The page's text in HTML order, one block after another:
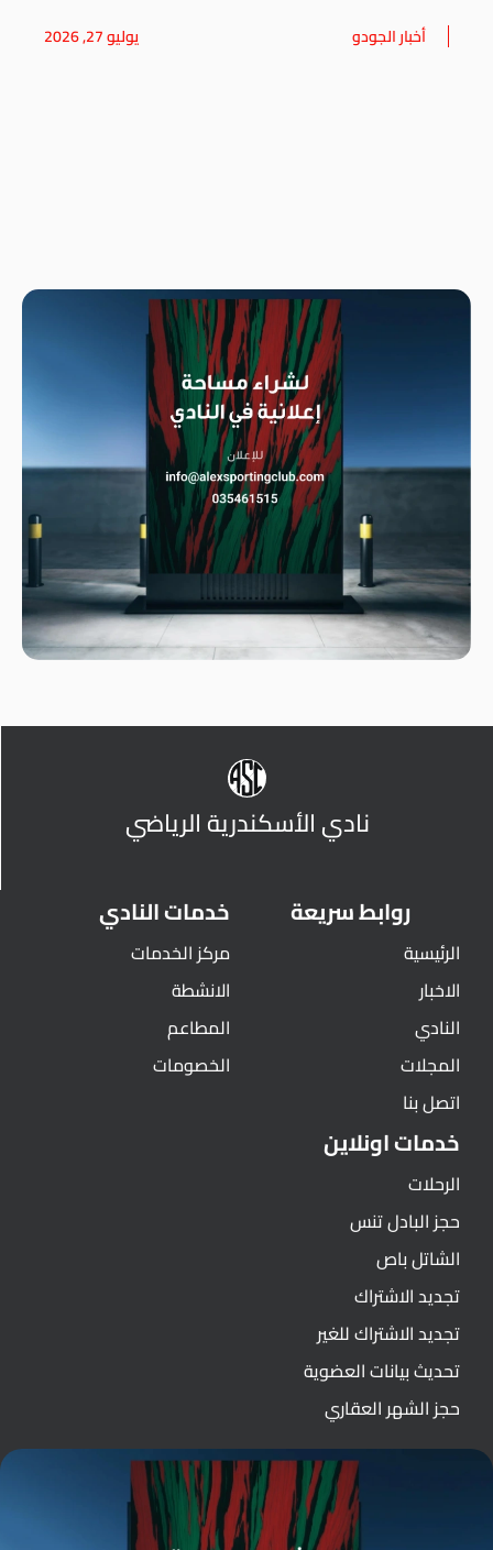
أخبار الجودو يوليو 27, 2026
نادي الأسكندرية الرياضي
روابط سريعة
الرئيسية
الاخبار
النادي
المجلات
اتصل بنا
خدمات النادي
مركز الخدمات
الانشطة
المطاعم
الخصومات
خدمات اونلاين
الرحلات
حجز البادل تنس
الشاتل باص
تجديد الاشتراك
تجديد الاشتراك للغير
تحديث بيانات العضوية
حجز الشهر العقاري